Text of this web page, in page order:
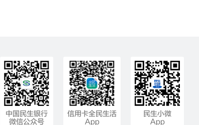
中国民生银行
微信公众号
信用卡全民生活
App
民生小微
App